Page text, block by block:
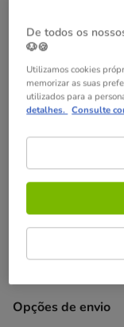
Entrega Grátis
com um valor
higiene e
24.69€
Opções de envio
De todos os
🐶🍪
Utilizamos cookies
memorizar as suas
utilizados para a
detalhes. Consulte